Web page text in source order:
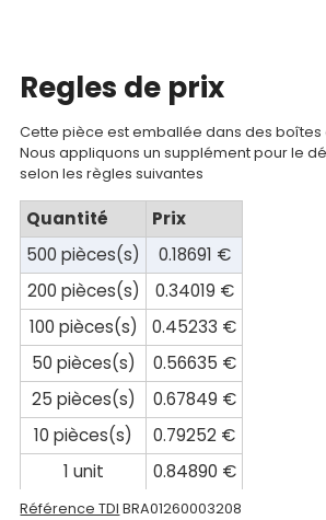
panier
Contact
Regles de prix
Cette pièce est emballée dans des boîtes
Nous appliquons un supplément pour le
selon les règles suivantes
Quantité
Prix
500 pièces(s)
0.18691 €
200 pièces(s)
0.34019 €
100 pièces(s)
0.45233 €
50 pièces(s)
0.56635 €
25 pièces(s)
0.67849 €
10 pièces(s)
0.79252 €
1 unit
0.84890 €
Référence TDI BRA01260003208